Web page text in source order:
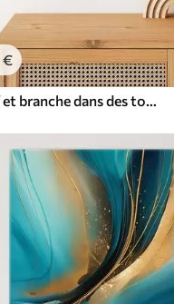
€
Cercles en relief et branche dans des tons neutres chauds